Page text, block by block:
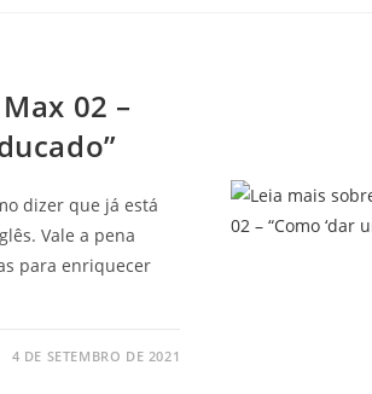
02 –
dizer que já está
Vale a pena
para enriquecer
4 DE SETEMBRO DE 2021